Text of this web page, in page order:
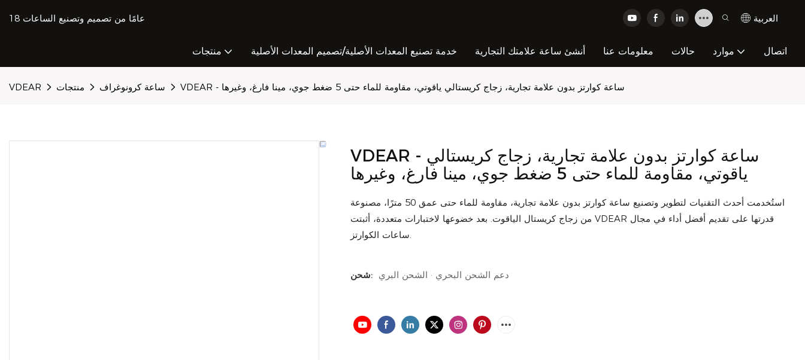
18 عامًا من تصميم وتصنيع الساعات العربية
منتجات خدمة تصنيع المعدات الأصلية/تصميم المعدات الأصلية أنشئ ساعة علامتك التجارية معلومات عنا حالات موارد اتصال
VDEAR منتجات ساعة كرونوغراف VDEAR - ساعة كوارتز بدون علامة تجارية، زجاج كريستالي ياقوتي، مقاومة للماء حتى 5 ضغط جوي، مينا فارغ، وغيرها
VDEAR - ساعة كوارتز بدون علامة تجارية، زجاج كريستالي
ياقوتي، مقاومة للماء حتى 5 ضغط جوي، مينا فارغ، وغيرها
استُخدمت أحدث التقنيات لتطوير وتصنيع ساعة كوارتز بدون علامة تجارية، مقاومة للماء حتى عمق 50 مترًا، مصنوعة
من زجاج كريستال الياقوت. بعد خضوعها لاختبارات متعددة، أثبتت VDEAR قدرتها على تقديم أفضل أداء في مجال
ساعات الكوارتز.
شحن: دعم الشحن البحري · الشحن البري